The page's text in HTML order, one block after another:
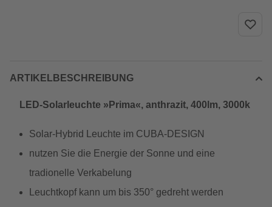
ARTIKELBESCHREIBUNG
LED-Solarleuchte »Prima«, anthrazit, 400lm, 3000k
Solar-Hybrid Leuchte im CUBA-DESIGN
nutzen Sie die Energie der Sonne und eine
tradionelle Verkabelung
Leuchtkopf kann um bis 350° gedreht werden